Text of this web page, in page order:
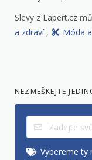
Slevy z Lapert.cz
a zdraví , Móda
NEZMEŠKEJTE
Vybereme ty